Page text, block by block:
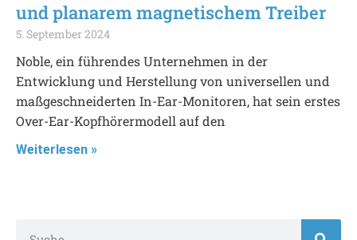
und planarem magnetischem Treiber
5. September 2024
Noble, ein führendes Unternehmen in der
Entwicklung und Herstellung von universellen und
maßgeschneiderten In-Ear-Monitoren, hat sein erstes
Over-Ear-Kopfhörermodell auf den
Weiterlesen »